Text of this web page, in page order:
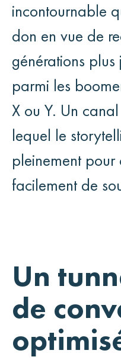
incontournable
don en vue de
générations
parmi les
X ou Y. Un
lequel le
pleinement
facilement de
Un
de